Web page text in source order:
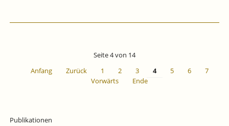
-
WÜRTTEMBERG
DAS
Seite 4 von 14
Anfang
Zurück 1 2 3 4 5 6
7
Vorwärts
Ende
Publikationen